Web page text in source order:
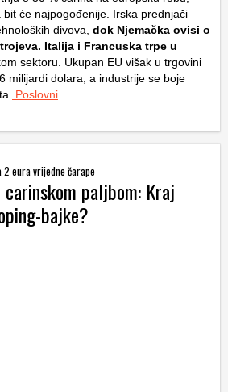
bit će najpogođenije. Irska prednjači
divova, dok Njemačka ovisi o
Italija i Francuska trpe u
sektoru. Ukupan EU višak u trgovini
milijardi dolara, a industrije se boje
Poslovni
2 eura vrijedne čarape
carinskom paljbom: Kraj
bajke?